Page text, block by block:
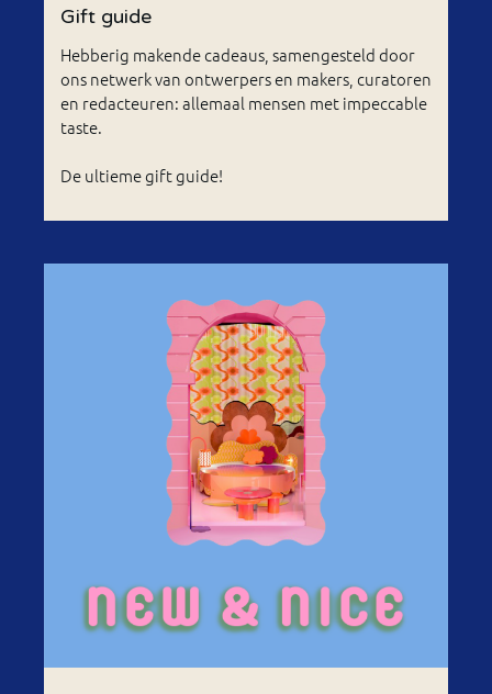
Gift guide
Hebberig makende cadeaus, samengesteld door
ons netwerk van ontwerpers en makers, curatoren
en redacteuren: allemaal mensen met impeccable
taste.
De ultieme gift guide!